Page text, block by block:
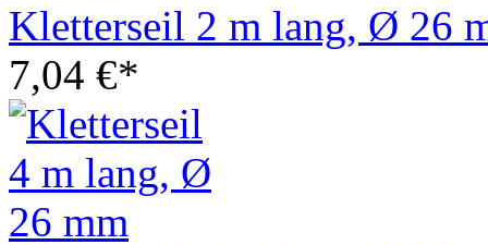
Kletterseil 2 m lang, Ø 26
7,04 €*